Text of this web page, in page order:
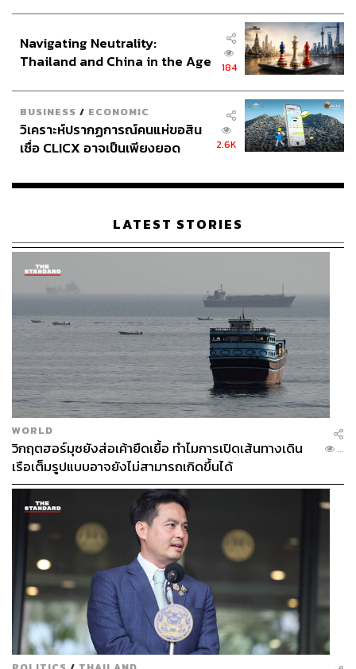
โดย Gates เทียบเคียงเหตุการณ์ในยุค 1960 ของหนังสือเล่ม
นี้กับปัจจุบันว่ามีความคล้ายคลึงกัน ทั้งความปั่นป่วนทางการ
เมืองและความขัดแย้งระหว่างเจเนอเรชันที่ใครก็ตาม
An Unfinished Love Story
ไม่เพียงให้บทเรียนทางการเมือง
เท่านั้น แต่ยังรวมไปถึงเรื่องราวความรักอันแสนอบอุ่นของคู่
Gates ชี้ว่า หนังสือเล่มนี้อาจไม่ได้เหมาะกับทุกคน เพราะทั้ง
แพงและยังมีขนาดใหญ่อย่างกับน้องหมา แต่หากคุณเป็น
แฟนคลับหรือคนรักของคุณเป็นแฟนคลับของ Roger
Federer นักเทนนิสชื่อดัง ก็นับว่าเป็นหนังสือที่ยอดเยี่ยมทั้งใน
Navigating Neutrality:
Thailand and China in the Age
184
BUSINESS / ECONOMIC
วิเคราะห์ปรากฏการณ์คนแห่ขอสิน
เชื่อ CLICX อาจเป็นเพียงยอด
เรือนไทยที่ถูกซุกไว้
2.6K
LATEST STORIES
WORLD
วิกฤตฮอร์มุซยังส่อเค้ายืดเยื้อ ทำไมการเปิดเส้นทางเดิน
เรือเต็มรูปแบบอาจยังไม่สามารถเกิดขึ้นได้
...